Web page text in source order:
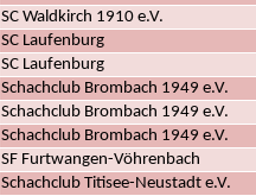
SC Waldkirch 1910 e.V.
SC Laufenburg
SC Laufenburg
Schachclub Brombach 1949 e.V.
Schachclub Brombach 1949 e.V.
Schachclub Brombach 1949 e.V.
SF Furtwangen-Vöhrenbach
Schachclub Titisee-Neustadt e.V.